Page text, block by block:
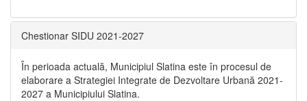
Chestionar SIDU 2021-2027
În perioada actuală, Municipiul Slatina este în procesul de
elaborare a Strategiei Integrate de Dezvoltare Urbană 2021‐
2027 a Municipiului Slatina.